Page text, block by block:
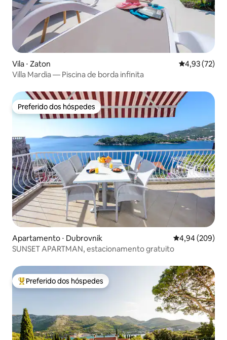
Vila ⋅ Zaton 4,93 de uma
4,93 (72)
Villa Mardia — Piscina de borda infinita
Preferido dos hóspedes
Preferido dos hóspedes
Apartamento ⋅ Dubrovnik 4,94 de uma
4,94 (209)
SUNSET APARTMAN, estacionamento gratuito
Entre os melhores preferidos dos hóspedes
Preferido dos hóspedes